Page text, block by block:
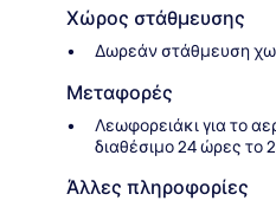
Χώρος στάθμευσης
Δωρεάν στάθμευση
Μεταφορές
Λεωφορειάκι για το
διαθέσιμο 24 ώρες το
Άλλες πληροφορίες